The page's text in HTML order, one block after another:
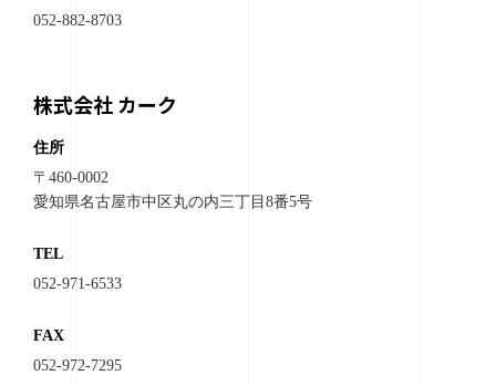
052-882-8703
株式会社 カーク
住所
〒460-0002
愛知県名古屋市中区丸の内三丁目8番5号
TEL
052-971-6533
FAX
052-972-7295